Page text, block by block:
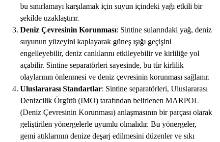
bu sınırlamayı karşılamak için suyun içindeki yağı etkili bir
şekilde uzaklaştırır.
Deniz Çevresinin Korunması: Sintine sularındaki yağ, deniz
suyunun yüzeyini kaplayarak güneş ışığı geçişini
engelleyebilir, deniz canlılarını etkileyebilir ve kirliliğe yol
açabilir. Sintine separatörleri sayesinde, bu tür kirlilik
olaylarının önlenmesi ve deniz çevresinin korunması sağlanır.
Uluslararası Standartlar: Sintine separatörleri, Uluslararası
Denizcilik Örgütü (IMO) tarafından belirlenen MARPOL
(Deniz Çevresinin Korunması) anlaşmasının bir parçası olarak
geliştirilen yönergelerle uyumlu olmalıdır. Bu yönergeler,
gemi atıklarının denize deşarj edilmesini düzenler ve sıkı